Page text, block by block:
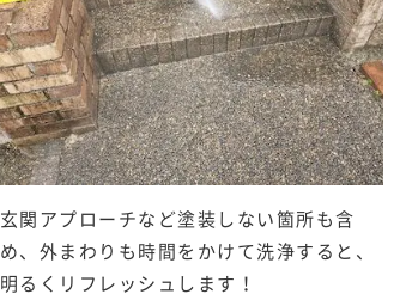
玄関アプローチなど塗装しない箇所も含
め、外まわりも時間をかけて洗浄すると、
明るくリフレッシュします！